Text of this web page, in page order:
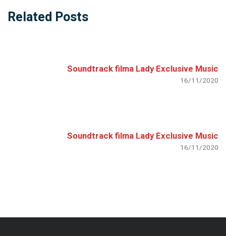
Related Posts
Soundtrack filma Lady Exclusive Music
16/11/2020
Soundtrack filma Lady Exclusive Music
16/11/2020